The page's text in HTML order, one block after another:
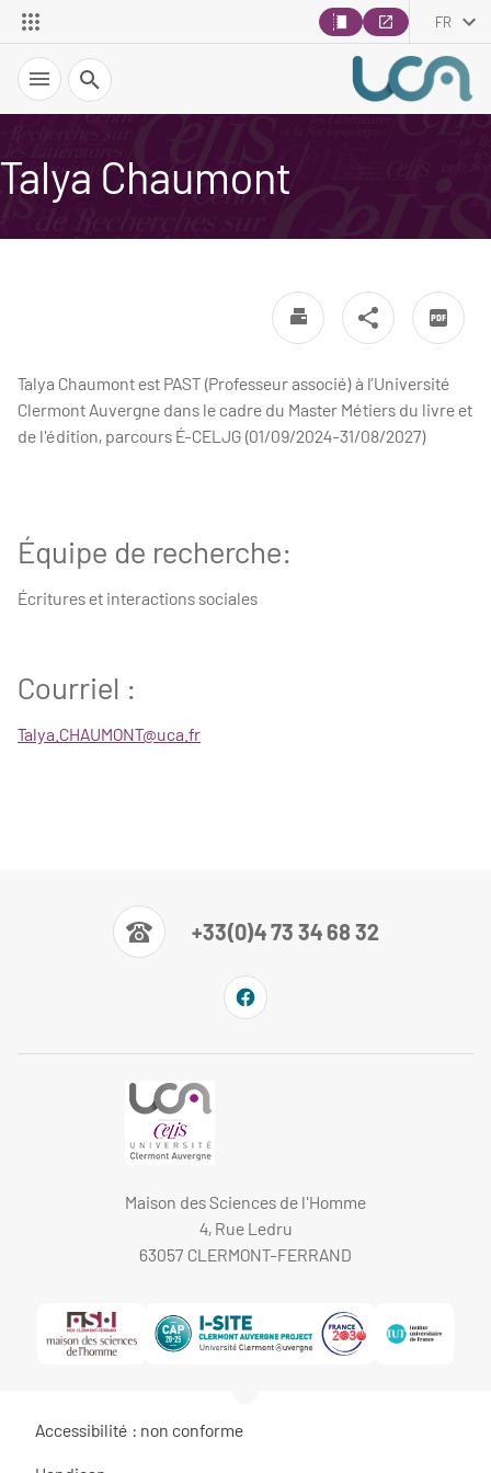
FR
Recherche
Talya Chaumont
Talya Chaumont est PAST (Professeur associé) à l’Université
Clermont Auvergne dans le cadre du Master Métiers du livre et
de l'édition, parcours É-CELJG (01/09/2024-31/08/2027)
Équipe de recherche:
Écritures et interactions sociales
Courriel :
Talya.CHAUMONT@uca.fr
+33(0)4 73 34 68 32
Maison des Sciences de l'Homme
4, Rue Ledru
63057 CLERMONT-FERRAND
Accessibilité : non conforme